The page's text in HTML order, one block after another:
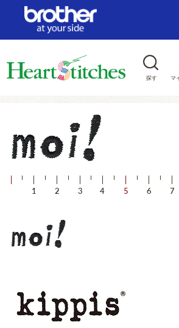
探す マ
ログイン/新規会員登録
ジャンルから探す